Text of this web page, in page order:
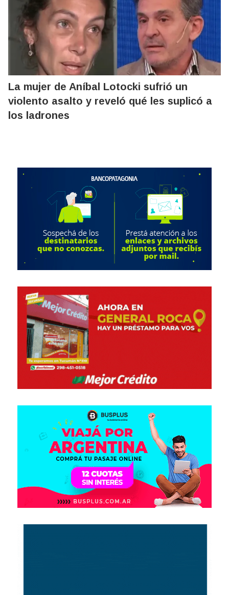
La mujer de Aníbal Lotocki sufrió un
violento asalto y reveló qué les suplicó a
los ladrones